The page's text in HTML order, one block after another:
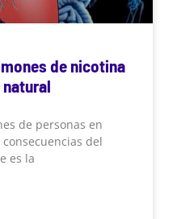
de nicotina
de personas en
del
es la